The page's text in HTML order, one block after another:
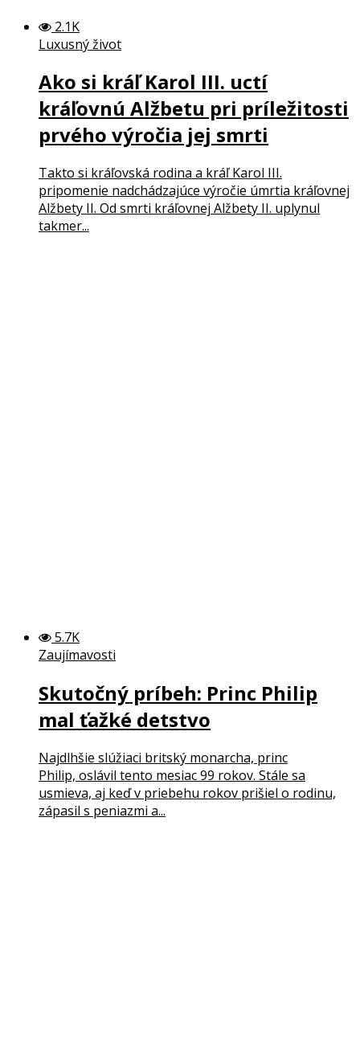
2.1K
Luxusný život
Ako si kráľ Karol III. uctí
kráľovnú Alžbetu pri príležitosti
prvého výročia jej smrti
Takto si kráľovská rodina a kráľ Karol III.
pripomenie nadchádzajúce výročie úmrtia kráľovnej
Alžbety II. Od smrti kráľovnej Alžbety II. uplynul
takmer...
5.7K
Zaujímavosti
Skutočný príbeh: Princ Philip
mal ťažké detstvo
Najdlhšie slúžiaci britský monarcha, princ
Philip, oslávil tento mesiac 99 rokov. Stále sa
usmieva, aj keď v priebehu rokov prišiel o rodinu,
zápasil s peniazmi a...